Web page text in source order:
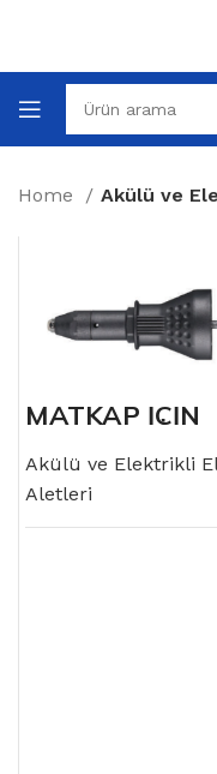
Home Akülü ve
MATKAP İÇİN
POP PERÇİN
ADAPTÖRÜ 1/
Akülü ve Elektrikli El
Aletleri